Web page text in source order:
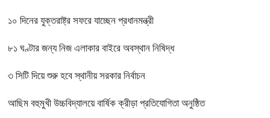
১০ দিনের যুক্তরাষ্ট্র সফরে যাচ্ছেন প্রধানমন্ত্রী
৮১ ঘণ্টার জন্য নিজ এলাকার বাইরে অবস্থান নিষিদ্ধ
৩ সিটি দিয়ে শুরু হবে স্থানীয় সরকার নির্বাচন
আছিম বহুমুখী উচ্চবিদ্যালয়ে বার্ষিক ক্রীড়া প্রতিযোগিতা অনুষ্ঠিত